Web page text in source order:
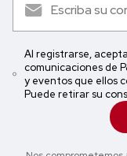
Al registrarse,
comunicaciones de
y eventos que ellos
Puede retirar su